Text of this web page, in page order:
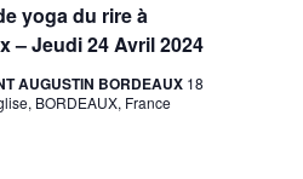
yoga du rire à
– Jeudi 24 Avril 2024
AUGUSTIN BORDEAUX 18
BORDEAUX, France